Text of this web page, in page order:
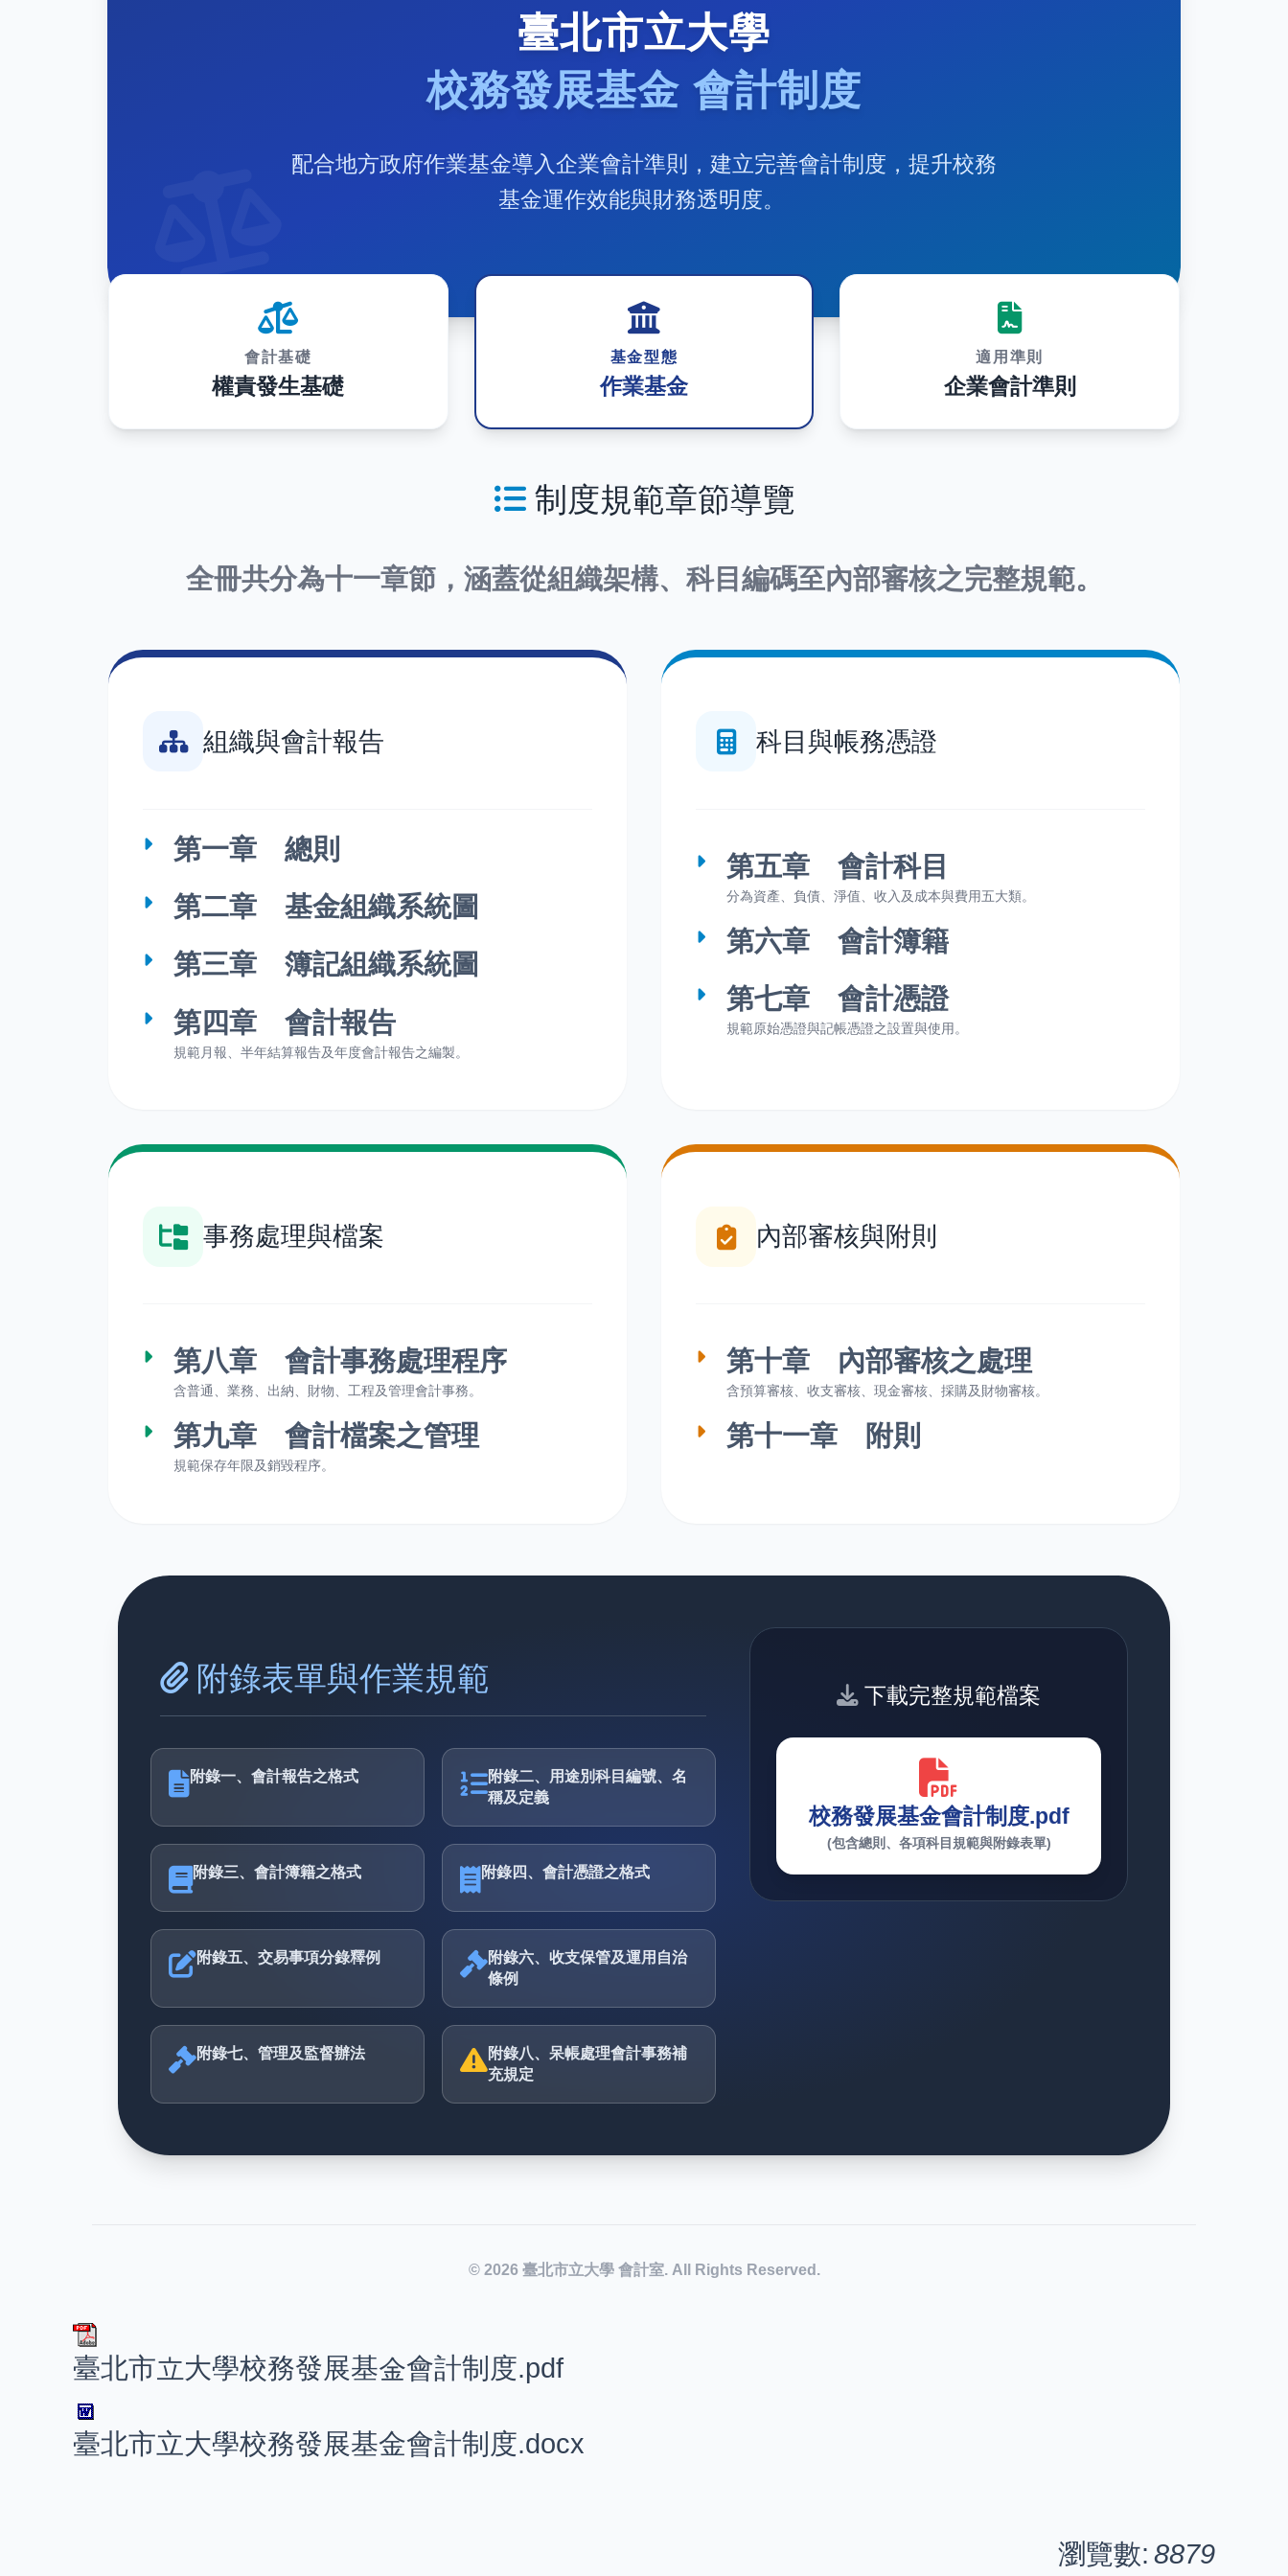
臺北市立大學
校務發展基金 會計制度
配合地方政府作業基金導入企業會計準則，建立完善會計制度，提升校務
基金運作效能與財務透明度。
會計基礎
權責發生基礎
基金型態
作業基金
適用準則
企業會計準則
制度規範章節導覽
全冊共分為十一章節，涵蓋從組織架構、科目編碼至內部審核之完整規範。
組織與會計報告
第一章 總則
第二章 基金組織系統圖
第三章 簿記組織系統圖
第四章 會計報告
規範月報、半年結算報告及年度會計報告之編製。
科目與帳務憑證
第五章 會計科目
分為資產、負債、淨值、收入及成本與費用五大類。
第六章 會計簿籍
第七章 會計憑證
規範原始憑證與記帳憑證之設置與使用。
事務處理與檔案
第八章 會計事務處理程序
含普通、業務、出納、財物、工程及管理會計事務。
第九章 會計檔案之管理
規範保存年限及銷毀程序。
內部審核與附則
第十章 內部審核之處理
含預算審核、收支審核、現金審核、採購及財物審核。
第十一章 附則
附錄表單與作業規範
附錄一、會計報告之格式
附錄二、用途別科目編號、名
稱及定義
附錄三、會計簿籍之格式 附錄四、會計憑證之格式
附錄五、交易事項分錄釋例
附錄六、收支保管及運用自治
條例
附錄七、管理及監督辦法
附錄八、呆帳處理會計事務補
充規定
下載完整規範檔案
校務發展基金會計制度.pdf
(包含總則、各項科目規範與附錄表單)
© 2026 臺北市立大學 會計室. All Rights Reserved.
臺北市立大學校務發展基金會計制度.pdf
臺北市立大學校務發展基金會計制度.docx
瀏覽數: 8879